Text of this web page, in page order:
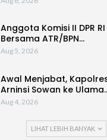
Anggota Komisi II DPR
Bersama ATR/BPN…
Aug 5, 2026
Awal Menjabat,
Arninsi Sowan ke
Aug 4, 2026
LIHAT LEBIH BANYAK